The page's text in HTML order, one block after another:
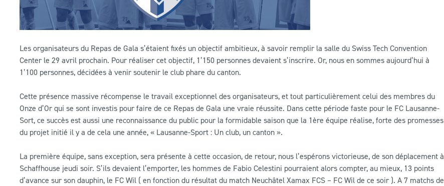
Les organisateurs du Repas de Gala s’étaient fixés un objectif ambitieux, à savoir remplir la salle du Swiss Tech Convention
Center le 29 avril prochain. Pour réaliser cet objectif, 1’150 personnes devaient s’inscrire. Or, nous en sommes aujourd’hui à
1’100 personnes, décidées à venir soutenir le club phare du canton.
Cette présence massive récompense le travail exceptionnel des organisateurs, et tout particulièrement celui des membres du
Onze d’Or qui se sont investis pour faire de ce Repas de Gala une vraie réussite. Dans cette période faste pour le FC Lausanne-
Sort, ce succès est aussi une reconnaissance du public pour la formidable saison que la 1ère équipe réalise, forte des promesses
du projet initié il y a de cela une année, « Lausanne-Sport : Un club, un canton ».
La première équipe, sans exception, sera présente à cette occasion, de retour, nous l’espérons victorieuse, de son déplacement à
Schaffhouse jeudi soir. S’ils devaient l’emporter, les hommes de Fabio Celestini pourraient alors compter, au mieux, 13 points
d’avance sur son dauphin, le FC Wil ( en fonction du résultat du match Neuchâtel Xamax FCS – FC Wil de ce soir ). A 7 matchs de